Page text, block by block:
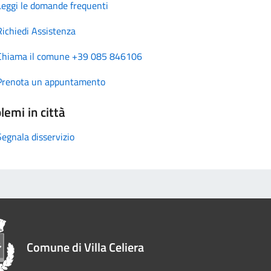
le domande frequenti
Assistenza
il comune +39 085 846106
un appuntamento
in città
disservizio
Comune di Villa Celiera